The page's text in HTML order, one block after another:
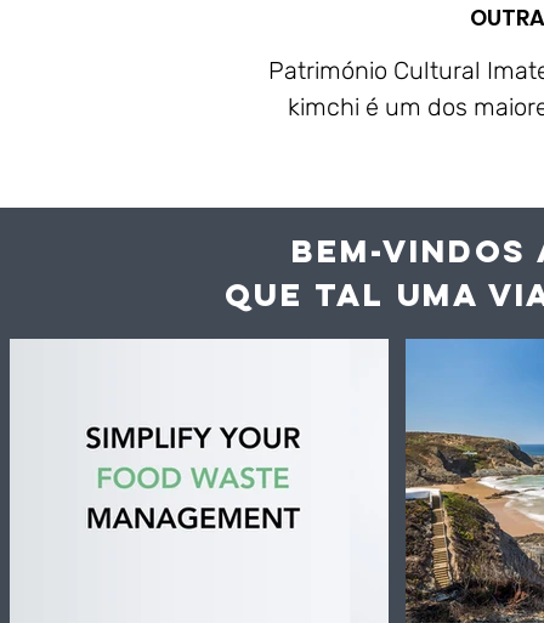
Património Cultural
kimchi é um dos
BEM-VINDOS
QUE TAL UMA